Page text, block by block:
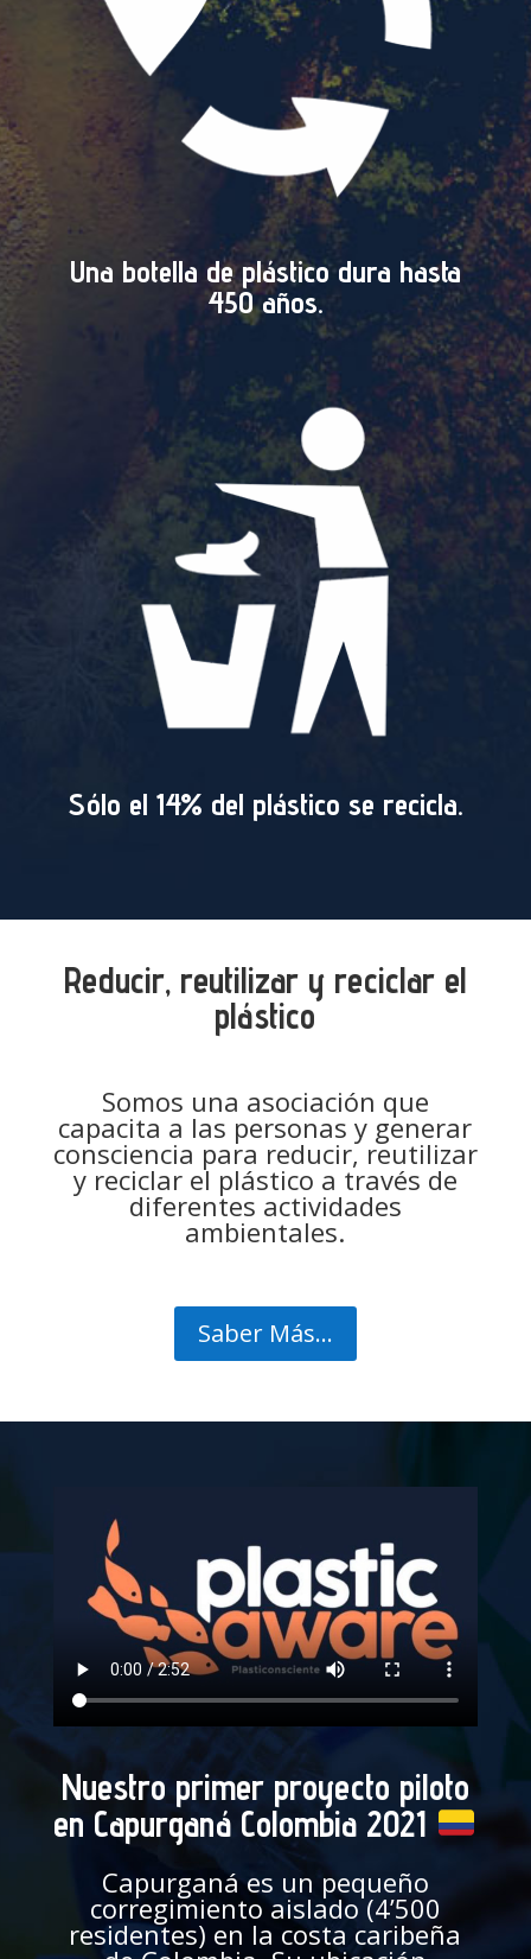
Una botella de plástico dura hasta
450 años.
Sólo el 14% del plástico se recicla.
Reducir, reutilizar y reciclar el
plástico
Somos una asociación que
capacita a las personas y generar
consciencia para reducir, reutilizar
y reciclar el plástico a través de
diferentes actividades
ambientales.
Saber Más...
Nuestro primer proyecto piloto
en Capurganá Colombia 2021
Capurganá es un pequeño
corregimiento aislado (4’500
residentes) en la costa caribeña